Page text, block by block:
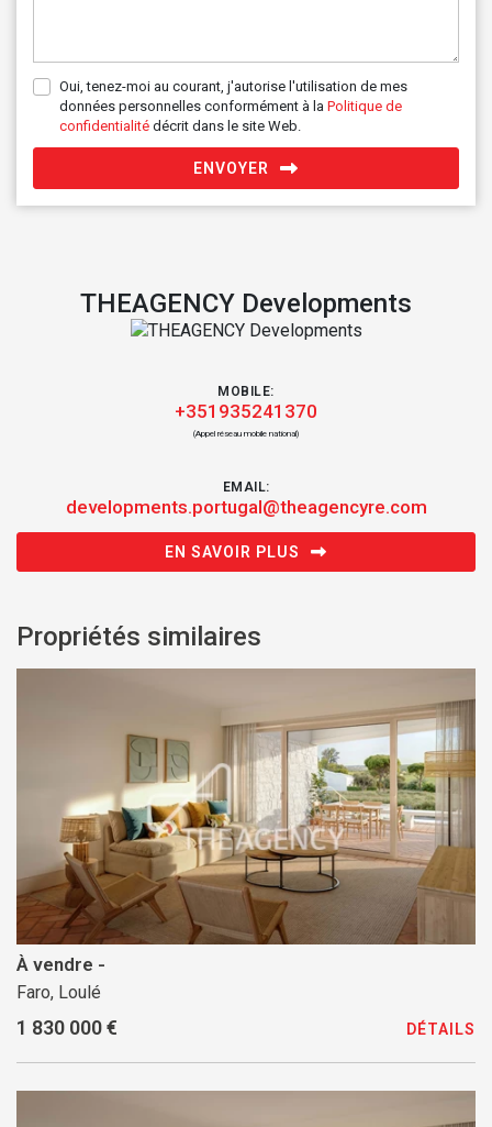
Oui, tenez-moi au courant, j'autorise l'utilisation de mes
données personnelles conformément à la Politique de
confidentialité décrit dans le site Web.
ENVOYER
THEAGENCY Developments
MOBILE:
+351935241370
(Appel réseau mobile national)
EMAIL:
developments.portugal@theagencyre.com
EN SAVOIR PLUS
Propriétés similaires
À vendre -
Faro, Loulé
1 830 000 € DÉTAILS